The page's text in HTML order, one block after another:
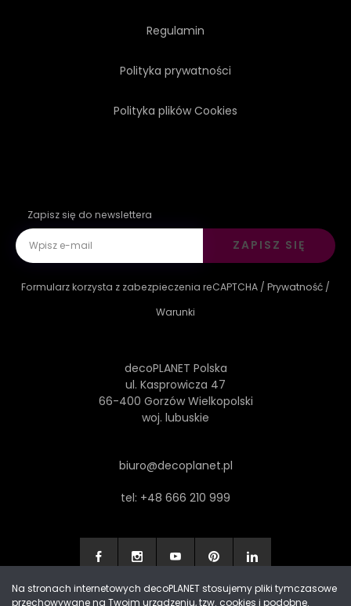
Regulamin
Polityka prywatności
Polityka plików Cookies
Zapisz się do newslettera
ZAPISZ SIĘ
Formularz korzysta z zabezpieczenia reCAPTCHA / Prywatność /
Warunki
decoPLANET Polska
ul. Kasprowicza 47
66-400 Gorzów Wielkopolski
woj. lubuskie
biuro@decoplanet.pl
tel: +48 666 210 999
Na stronach internetowych decoPLANET stosujemy pliki tymczasowe
przechowywane na Twoim urządzeniu, tzw. cookies i podobne.